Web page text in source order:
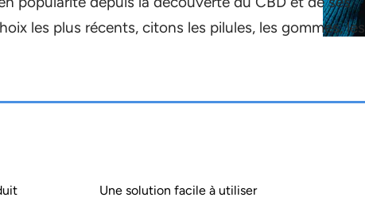
les plus récents, citons les pilules, les gommes, les
Une solution facile à utiliser